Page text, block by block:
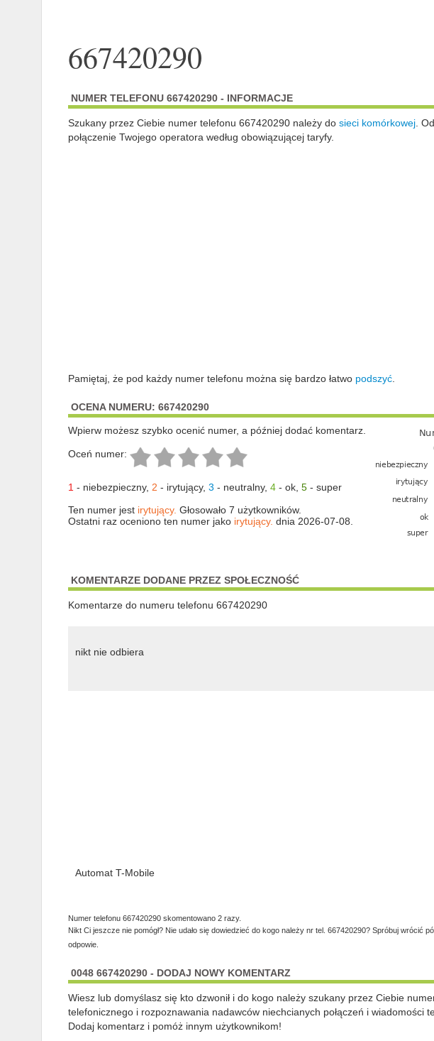
667420290
NUMER TELEFONU 667420290 - INFORMACJE
Szukany przez Ciebie numer telefonu 667420290 należy do sieci komórkowej.
połączenie Twojego operatora według obowiązującej taryfy.
Pamiętaj, że pod każdy numer telefonu można się bardzo łatwo podszyć.
OCENA NUMERU: 667420290
Wpierw możesz szybko ocenić numer, a później dodać komentarz.
Oceń numer:
1- niebezpieczny, 2 - irytujący, 3 - neutralny, 4- ok, 5- super
Ten numer jest irytujący. Głosowało 7 użytkowników.
Ostatni raz oceniono ten numer jako irytujący. dnia 2026-07-08.
KOMENTARZE DODANE PRZEZ SPOŁECZNOŚĆ
Komentarze do numeru telefonu 667420290
nikt nie odbiera
Automat T-Mobile
Numer telefonu 667420290 skomentowano 2 razy.
Nikt Ci jeszcze nie pomógł? Nie udało się dowiedzieć do kogo należy nr tel. 667420290? Spróbuj wrócić
odpowie.
0048 667420290 - DODAJ NOWY KOMENTARZ
Wiesz lub domyślasz się kto dzwonił i do kogo należy szukany przez Ciebie
telefonicznego i rozpoznawania nadawców niechcianych połączeń i wiadomości
Dodaj komentarz i pomóż innym użytkownikom!